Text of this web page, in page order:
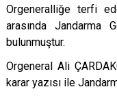
Orgeneralliğe terfi
arasında Jandarma
bulunmuştur.
Orgeneral Ali
karar yazısı ile